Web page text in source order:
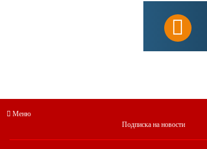
Меню
Подписка на новости